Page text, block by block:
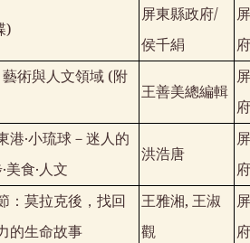
)
屏東縣政府/
侯千絹
府
藝術與人文領域(附
王善美總編輯
府
港‧小琉球－迷人的
美食‧人文
洪浩唐
府
：莫拉克後，找回
的生命故事
王雅湘, 王淑
觀
府